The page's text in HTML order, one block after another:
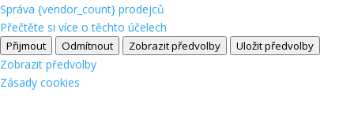
Správa {vendor_count} prodejců
Přečtěte si více o těchto účelech
Přijmout Odmítnout Zobrazit předvolby Uložit předvolby
Zobrazit předvolby
Zásady cookies